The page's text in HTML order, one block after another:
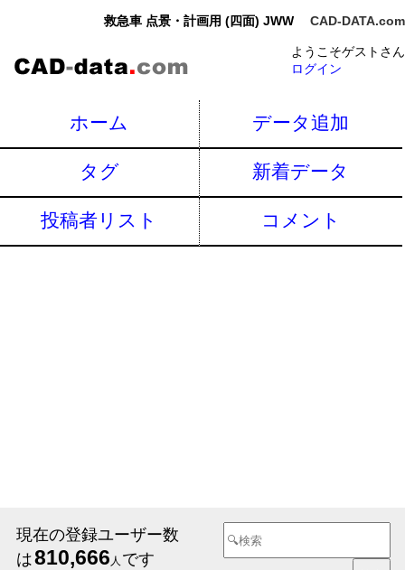
救急車 点景・計画用 (四面) JWW CAD-DATA.com
ようこそゲストさん
ログイン
ホーム データ追加
タグ 新着データ
投稿者リスト コメント
現在の登録ユーザー数
は810,666 人 です